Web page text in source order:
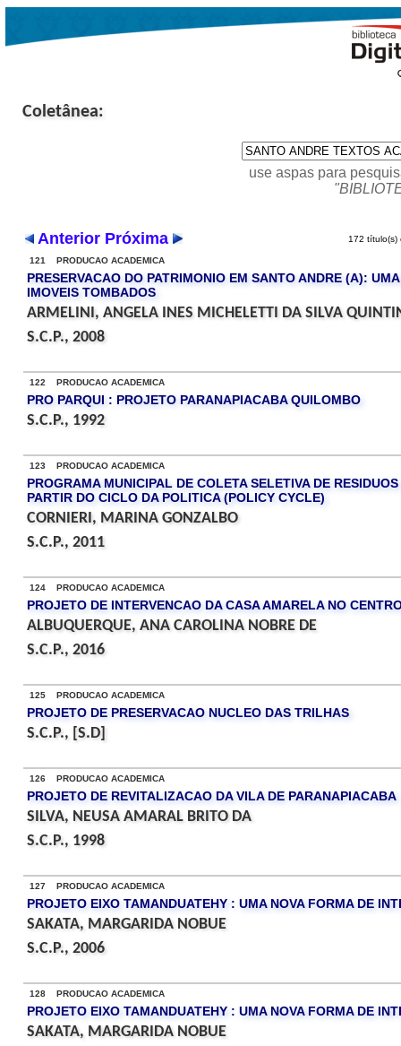
Coletânea:
use aspas para
Anterior Próxima 172 título(s)
121 PRODUCAO ACADEMICA
PRESERVACAO DO PATRIMONIO EM SANTO ANDRE (A):
IMOVEIS TOMBADOS
ARMELINI, ANGELA INES MICHELETTI DA SILVA
S.C.P., 2008
122 PRODUCAO ACADEMICA
PRO PARQUI : PROJETO PARANAPIACABA QUILOMBO
S.C.P., 1992
123 PRODUCAO ACADEMICA
PROGRAMA MUNICIPAL DE COLETA SELETIVA DE
PARTIR DO CICLO DA POLITICA (POLICY CYCLE)
CORNIERI, MARINA GONZALBO
S.C.P., 2011
124 PRODUCAO ACADEMICA
PROJETO DE INTERVENCAO DA CASA AMARELA NO
ALBUQUERQUE, ANA CAROLINA NOBRE DE
S.C.P., 2016
125 PRODUCAO ACADEMICA
PROJETO DE PRESERVACAO NUCLEO DAS TRILHAS
S.C.P., [S.D]
126 PRODUCAO ACADEMICA
PROJETO DE REVITALIZACAO DA VILA DE PARANAPIACABA
SILVA, NEUSA AMARAL BRITO DA
S.C.P., 1998
127 PRODUCAO ACADEMICA
PROJETO EIXO TAMANDUATEHY : UMA NOVA FORMA DE
SAKATA, MARGARIDA NOBUE
S.C.P., 2006
128 PRODUCAO ACADEMICA
PROJETO EIXO TAMANDUATEHY : UMA NOVA FORMA DE
SAKATA, MARGARIDA NOBUE